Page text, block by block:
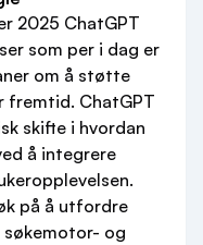
2025 ChatGPT
som per i dag er
om å støtte
fremtid. ChatGPT
skifte i hvordan
å integrere
på å utfordre
søkemotor- og